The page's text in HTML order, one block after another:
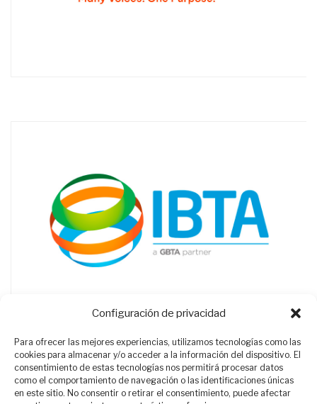
Configuración de privacidad
Para ofrecer las mejores experiencias, utilizamos tecnologías como las
cookies para almacenar y/o acceder a la información del dispositivo. El
consentimiento de estas tecnologías nos permitirá procesar datos
como el comportamiento de navegación o las identificaciones únicas
en este sitio. No consentir o retirar el consentimiento, puede afectar